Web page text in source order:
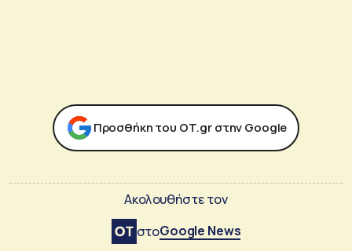
Προσθήκη του ΟΤ.gr στην Google
Ακολουθήστε τον
στοGoogle News